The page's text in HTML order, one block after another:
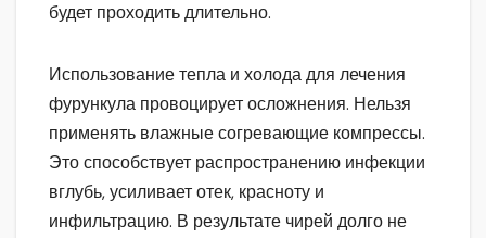
будет проходить длительно.
Использование тепла и холода для лечения
фурункула провоцирует осложнения. Нельзя
применять влажные согревающие компрессы.
Это способствует распространению инфекции
вглубь, усиливает отек, красноту и
инфильтрацию. В результате чирей долго не